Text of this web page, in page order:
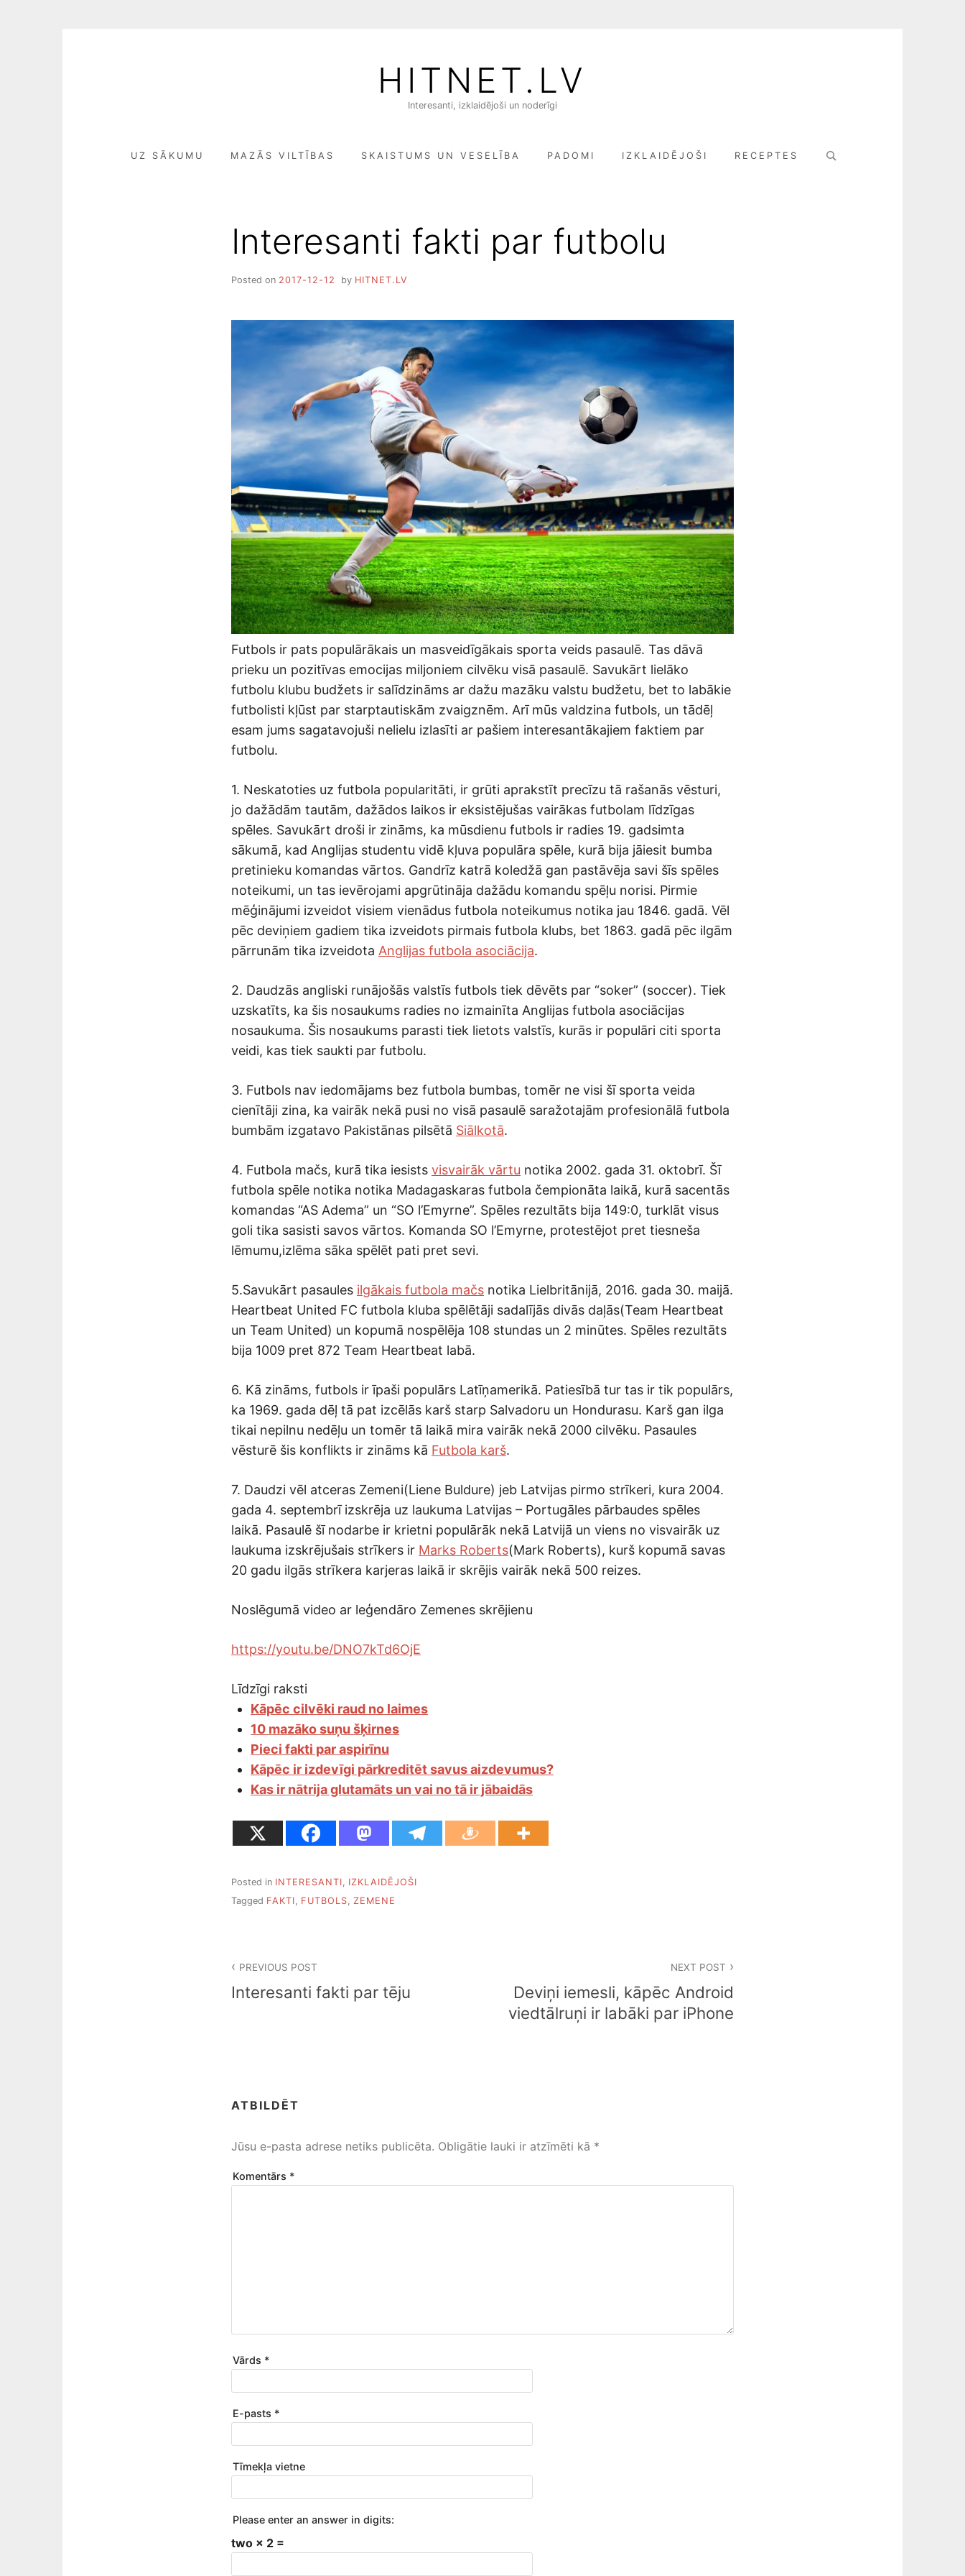
HITNET.LV
Interesanti, izklaidējoši un noderīgi
UZ SĀKUMU MAZĀS VILTĪBAS SKAISTUMS UN VESELĪBA PADOMI IZKLAIDĒJOŠI RECEPTES
Search
Interesanti fakti par futbolu
Posted on 2017-12-12 by HITNET.LV
Futbols ir pats populārākais un masveidīgākais sporta veids pasaulē. Tas dāvā
prieku un pozitīvas emocijas miljoniem cilvēku visā pasaulē. Savukārt lielāko
futbolu klubu budžets ir salīdzināms ar dažu mazāku valstu budžetu, bet to labākie
futbolisti kļūst par starptautiskām zvaigznēm. Arī mūs valdzina futbols, un tādēļ
esam jums sagatavojuši nelielu izlasīti ar pašiem interesantākajiem faktiem par
futbolu.
1. Neskatoties uz futbola popularitāti, ir grūti aprakstīt precīzu tā rašanās vēsturi,
jo dažādām tautām, dažādos laikos ir eksistējušas vairākas futbolam līdzīgas
spēles. Savukārt droši ir zināms, ka mūsdienu futbols ir radies 19. gadsimta
sākumā, kad Anglijas studentu vidē kļuva populāra spēle, kurā bija jāiesit bumba
pretinieku komandas vārtos. Gandrīz katrā koledžā gan pastāvēja savi šīs spēles
noteikumi, un tas ievērojami apgrūtināja dažādu komandu spēļu norisi. Pirmie
mēģinājumi izveidot visiem vienādus futbola noteikumus notika jau 1846. gadā. Vēl
pēc deviņiem gadiem tika izveidots pirmais futbola klubs, bet 1863. gadā pēc ilgām
pārrunām tika izveidota Anglijas futbola asociācija.
2. Daudzās angliski runājošās valstīs futbols tiek dēvēts par “soker” (soccer). Tiek
uzskatīts, ka šis nosaukums radies no izmainīta Anglijas futbola asociācijas
nosaukuma. Šis nosaukums parasti tiek lietots valstīs, kurās ir populāri citi sporta
veidi, kas tiek saukti par futbolu.
3. Futbols nav iedomājams bez futbola bumbas, tomēr ne visi šī sporta veida
cienītāji zina, ka vairāk nekā pusi no visā pasaulē saražotajām profesionālā futbola
bumbām izgatavo Pakistānas pilsētā Siālkotā.
4. Futbola mačs, kurā tika iesists visvairāk vārtu notika 2002. gada 31. oktobrī. Šī
futbola spēle notika notika Madagaskaras futbola čempionāta laikā, kurā sacentās
komandas “AS Adema” un “SO l’Emyrne”. Spēles rezultāts bija 149:0, turklāt visus
goli tika sasisti savos vārtos. Komanda SO l’Emyrne, protestējot pret tiesneša
lēmumu,izlēma sāka spēlēt pati pret sevi.
5.Savukārt pasaules ilgākais futbola mačs notika Lielbritānijā, 2016. gada 30. maijā.
Heartbeat United FC futbola kluba spēlētāji sadalījās divās daļās(Team Heartbeat
un Team United) un kopumā nospēlēja 108 stundas un 2 minūtes. Spēles rezultāts
bija 1009 pret 872 Team Heartbeat labā.
6. Kā zināms, futbols ir īpaši populārs Latīņamerikā. Patiesībā tur tas ir tik populārs,
ka 1969. gada dēļ tā pat izcēlās karš starp Salvadoru un Hondurasu. Karš gan ilga
tikai nepilnu nedēļu un tomēr tā laikā mira vairāk nekā 2000 cilvēku. Pasaules
vēsturē šis konflikts ir zināms kā Futbola karš.
7. Daudzi vēl atceras Zemeni(Liene Buldure) jeb Latvijas pirmo strīkeri, kura 2004.
gada 4. septembrī izskrēja uz laukuma Latvijas – Portugāles pārbaudes spēles
laikā. Pasaulē šī nodarbe ir krietni populārāk nekā Latvijā un viens no visvairāk uz
laukuma izskrējušais strīkers ir Marks Roberts(Mark Roberts), kurš kopumā savas
20 gadu ilgās strīkera karjeras laikā ir skrējis vairāk nekā 500 reizes.
Noslēgumā video ar leģendāro Zemenes skrējienu
https://youtu.be/DNO7kTd6OjE
Līdzīgi raksti
Kāpēc cilvēki raud no laimes
10 mazāko suņu šķirnes
Pieci fakti par aspirīnu
Kāpēc ir izdevīgi pārkreditēt savus aizdevumus?
Kas ir nātrija glutamāts un vai no tā ir jābaidās
Posted in INTERESANTI
IZKLAIDĒJOŠI
Tagged FAKTI, FUTBOLS, ZEMENE
izvēlne
PREVIOUS POST
Interesanti fakti par tēju
NEXT POST
Deviņi iemesli, kāpēc Android
viedtālruņi ir labāki par iPhone
ATBILDĒT
Jūsu e-pasta adrese netiks publicēta. Obligātie lauki ir atzīmēti kā *
Komentārs *
Vārds *
E-pasts *
Tīmekļa vietne
Please enter an answer in digits:
two × 2 =